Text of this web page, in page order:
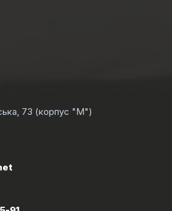
73 (корпус "М")